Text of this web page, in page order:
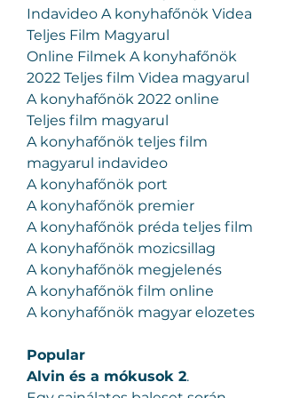
Indavideo A konyhafőnök Videa
Teljes Film Magyarul
Online Filmek A konyhafőnök
2022 Teljes film Videa magyarul
A konyhafőnök 2022 online
Teljes film magyarul
A konyhafőnök teljes film
magyarul indavideo
A konyhafőnök port
A konyhafőnök premier
A konyhafőnök préda teljes film
A konyhafőnök mozicsillag
A konyhafőnök megjelenés
A konyhafőnök film online
A konyhafőnök magyar elozetes
Popular
Alvin és a mókusok 2.